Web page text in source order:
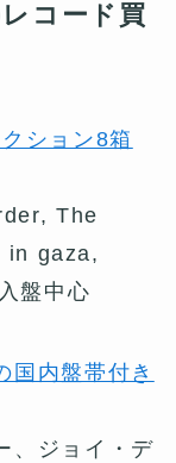
コード買
ション8箱
The
in gaza,
盤中心
国内盤帯付き
、ジョイ・デ